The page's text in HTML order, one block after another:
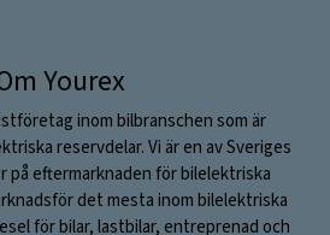
Yourex
inom bilbranschen som är
reservdelar. Vi är en av Sveriges
på eftermarknaden för bilelektriska
det mesta inom bilelektriska
för bilar, lastbilar, entreprenad och